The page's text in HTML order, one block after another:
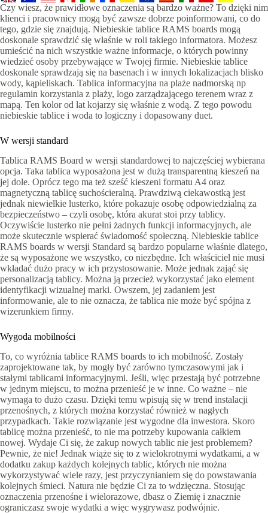
Czy wiesz, że prawidłowe oznaczenia są bardzo ważne? To dzięki nim
klienci i pracownicy mogą być zawsze dobrze poinformowani, co do
tego, gdzie się znajdują. Niebieskie tablice RAMS boards mogą
doskonale sprawdzić się właśnie w roli takiego informatora. Możesz
umieścić na nich wszystkie ważne informacje, o których powinny
wiedzieć osoby przebywające w Twojej firmie. Niebieskie tablice
doskonale sprawdzają się na basenach i w innych lokalizacjach blisko
wody, kąpieliskach. Tablica informacyjna na plaże nadmorską np
regulamin korzystania z plaży, logo zarządzającego terenem wraz z
mapą. Ten kolor od lat kojarzy się właśnie z wodą. Z tego powodu
niebieskie tablice i woda to logiczny i dopasowany duet.
W wersji standard
Tablica RAMS Board w wersji standardowej to najczęściej wybierana
opcja. Taka tablica wyposażona jest w dużą transparentną kieszeń na
jej dole. Oprócz tego ma też sześć kieszeni formatu A4 oraz
magnetyczną tablicę suchościeralną. Prawdziwą ciekawostką jest
jednak niewielkie lusterko, które pokazuje osobę odpowiedzialną za
bezpieczeństwo – czyli osobę, która akurat stoi przy tablicy.
Oczywiście lusterko nie pełni żadnych funkcji informacyjnych, ale
może skutecznie wspierać świadomość społeczną. Niebieskie tablice
RAMS boards w wersji Standard są bardzo popularne właśnie dlatego,
że są wyposażone we wszystko, co niezbędne. Ich właściciel nie musi
wkładać dużo pracy w ich przystosowanie. Może jednak zająć się
personalizacją tablicy. Można ją przecież wykorzystać jako element
identyfikacji wizualnej marki. Owszem, jej zadaniem jest
informowanie, ale to nie oznacza, że tablica nie może być spójna z
wizerunkiem firmy.
Wygoda mobilności
To, co wyróżnia tablice RAMS boards to ich mobilność. Zostały
zaprojektowane tak, by mogły być zarówno tymczasowymi jak i
stałymi tablicami informacyjnymi. Jeśli, więc przestają być potrzebne
w jednym miejscu, to można przenieść je w inne. Co ważne – nie
wymaga to dużo czasu. Dzięki temu wpisują się w trend instalacji
przenośnych, z których można korzystać również w nagłych
przypadkach. Takie rozwiązanie jest wygodne dla inwestora. Skoro
tablicę można przenieść, to nie ma potrzeby kupowania całkiem
nowej. Wydaje Ci się, że zakup nowych tablic nie jest problemem?
Pewnie, że nie! Jednak wiąże się to z wielokrotnymi wydatkami, a w
dodatku zakup każdych kolejnych tablic, których nie można
wykorzystywać wiele razy, jest przyczynianiem się do powstawania
kolejnych śmieci. Natura nie będzie Ci za to wdzięczna. Stosując
oznaczenia przenośne i wielorazowe, dbasz o Ziemię i znacznie
ograniczasz swoje wydatki a więc wygrywasz podwójnie.